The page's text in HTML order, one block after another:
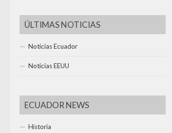
ÚLTIMAS NOTICIAS
Noticias Ecuador
Noticias EEUU
ECUADOR NEWS
Historia